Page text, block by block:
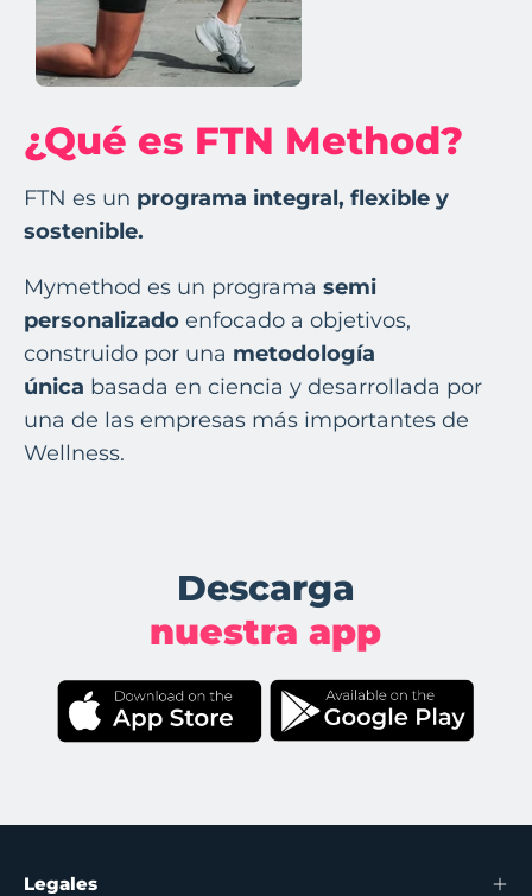
¿Qué es FTN Method?
FTN es un programa integral, flexible y
sostenible.
Mymethod es un programa semi
personalizado enfocado a objetivos,
construido por una metodología
única basada en ciencia y desarrollada por
una de las empresas más importantes de
Wellness.
Descarga
nuestra app
Legales